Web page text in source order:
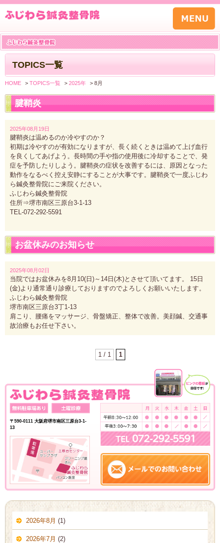
TOPICS一覧
HOME > TOPICS一覧 > 2025年 > 8月
腱鞘炎
2025年08月19日
腱鞘炎は温めるのか冷やすのか？
初期は冷やすのが有効になりますが、長く続くときは温めて上げ血行
を良くしてあげよう。長時間の手や指の使用後に冷却することで、発
症を予防したりしよう。腱鞘炎の症状を改善するには、原因となった
動作をなるべく控え安静にすることが大事です。腱鞘炎で一度ふじわ
ら鍼灸整骨院にご来院ください。
ふじわら鍼灸整骨院
住所⇒堺市南区三原台3-1-13
TEL-072-292-5591
お盆休みのお知らせ
2025年08月02日
当院ではお盆休みを8月10(日)～14日(木)とさせて頂いてます。 15日
(金)より通常通り診療しておりますのでよろしくお願いいたします。
ふじわら鍼灸整骨院
堺市南区三原台3丁1-13
肩こり、腰痛をマッサージ、骨盤矯正、整体で改善。美顔鍼、交通事
故治療もお任せ下さい。
1 / 1 1
〒590-0111 大阪府堺市南区三原台3-1-
13
2026年8月 (1)
2026年7月 (2)